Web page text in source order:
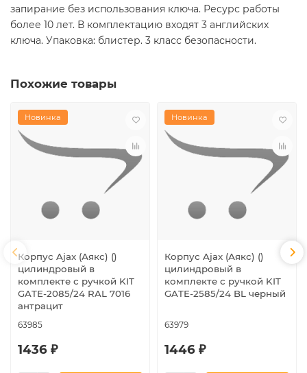
запирание без использования ключа. Ресурс работы
более 10 лет. В комплектацию входят 3 английских
ключа. Упаковка: блистер. 3 класс безопасности.
Похожие товары
Новинка
Корпус Ajax (Аякс) ()
цилиндровый в
комплекте с ручкой KIT
GATE-2085/24 RAL 7016
антрацит
63985
1436 ₽
Новинка
Корпус Ajax (Аякс) ()
цилиндровый в
комплекте с ручкой KIT
GATE-2585/24 BL черный
63979
1446 ₽